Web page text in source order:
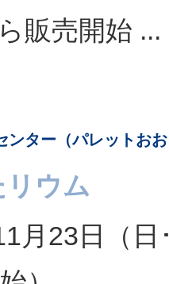
販売開始 ...
ンター（パレットお
ウム
月23日（